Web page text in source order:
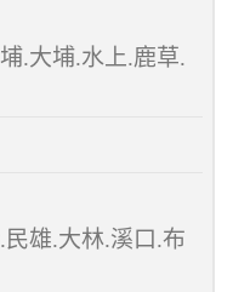
.大埔.水上.鹿草.
雄.大林.溪口.布